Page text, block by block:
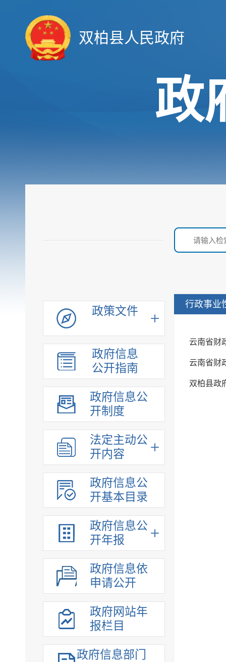
双柏县人民政府
政
政策文件
政府信息
公开指南
政府信息公
开制度
法定主动公
开内容
政府信息公
开基本目录
政府信息公
开年报
政府信息依
申请公开
政府网站年
报栏目
政府信息部门
行政事业
云南省财
云南省财
双柏县政